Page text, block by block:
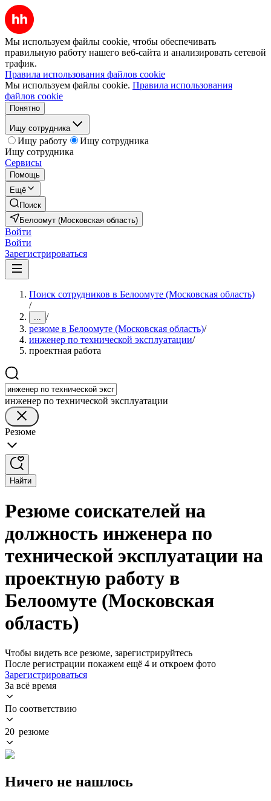
Мы используем файлы cookie, чтобы обеспечивать
правильную работу нашего веб-сайта и анализировать сетевой
трафик.
Правила использования файлов cookie
Мы используем файлы cookie. Правила использования
файлов cookie
Понятно
Ищу сотрудника
Ищу работу
Ищу сотрудника
Ищу сотрудника
Сервисы
Помощь
Ещё
Поиск
Белоомут (Московская область)
Войти
Войти
Зарегистрироваться
Поиск сотрудников в Белоомуте (Московская область)
/
... /
резюме в Белоомуте (Московская область)/
инженер по технической эксплуатации/
проектная работа
инженер по технической эксплуатации
Резюме
Найти
Резюме соискателей на
должность инженера по
технической эксплуатации на
проектную работу в
Белоомуте (Московская
область)
Чтобы видеть все резюме, зарегистрируйтесь
После регистрации покажем ещё 4 и откроем фото
Зарегистрироваться
За всё время
По соответствию
20 резюме
Ничего не нашлось